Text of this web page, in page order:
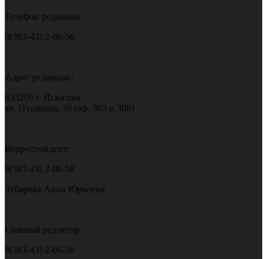
Телефон редакции:
8(383-43) 2-06-56
Адрес редакции:
633209 г. Искитим
ул. Пушкина, 39 (оф. 305 и 308)
Корреспондент:
8(383-43) 2-06-58
Зубарева Анна Юрьевна
Главный редактор:
8(383-43) 2-06-56